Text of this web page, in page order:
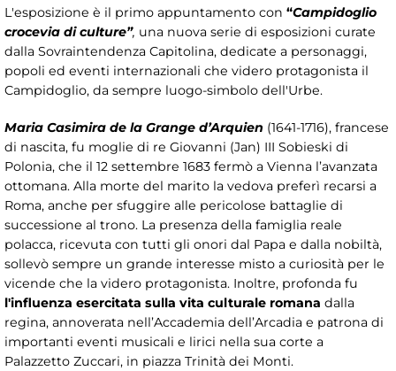
L'esposizione è il primo appuntamento con “Campidoglio
crocevia di culture”, una nuova serie di esposizioni curate
dalla Sovraintendenza Capitolina, dedicate a personaggi,
popoli ed eventi internazionali che videro protagonista il
Campidoglio, da sempre luogo-simbolo dell'Urbe.
Maria Casimira de la Grange d’Arquien (1641-1716), francese
di nascita, fu moglie di re Giovanni (Jan) III Sobieski di
Polonia, che il 12 settembre 1683 fermò a Vienna l’avanzata
ottomana. Alla morte del marito la vedova preferì recarsi a
Roma, anche per sfuggire alle pericolose battaglie di
successione al trono. La presenza della famiglia reale
polacca, ricevuta con tutti gli onori dal Papa e dalla nobiltà,
sollevò sempre un grande interesse misto a curiosità per le
vicende che la videro protagonista. Inoltre, profonda fu
l'influenza esercitata sulla vita culturale romana dalla
regina, annoverata nell’Accademia dell’Arcadia e patrona di
importanti eventi musicali e lirici nella sua corte a
Palazzetto Zuccari, in piazza Trinità dei Monti.